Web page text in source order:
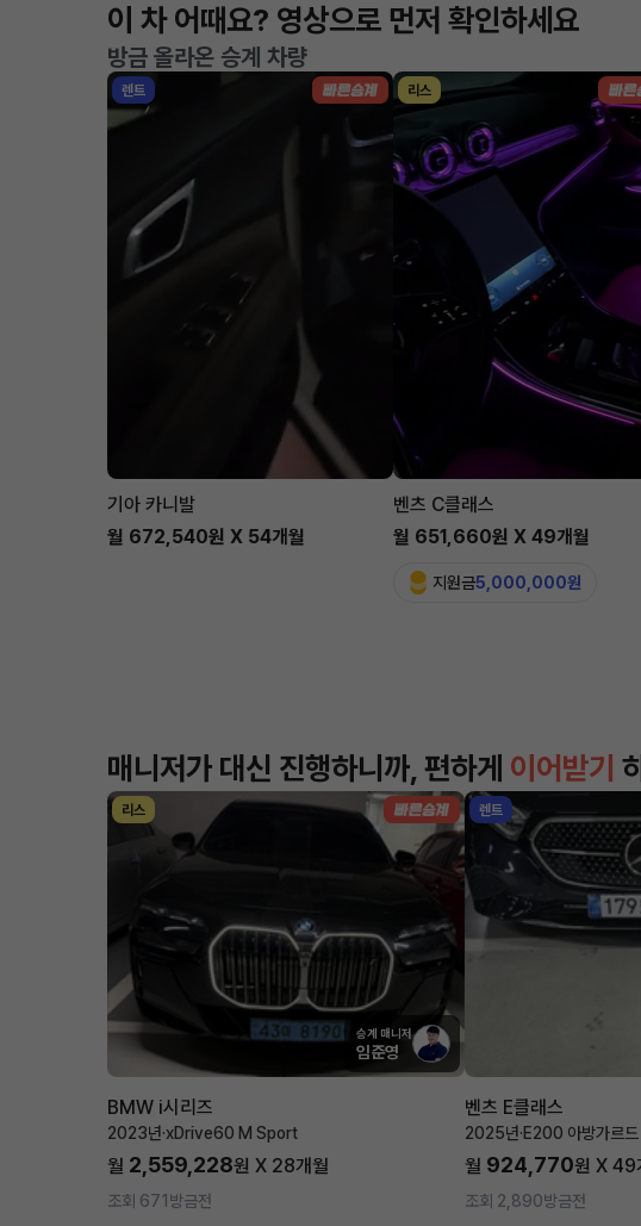
이 차 어때요? 영상으로 먼저 확인하세요
방금 올라온 승계 차량
렌트
기아 카니발
월 672,540원 X 54개월
리스
벤츠 C클래스
월 651,660원 X 49개월
지원금5,000,000원
매니저가 대신 진행하니까, 편하게 이어받기
리스
승계 매니저
임준영
BMW i시리즈
2023년·xDrive60 M Sport
월 2,559,228원 X 28개월
조회 671 방금전
렌트
벤츠 E클래스
2025년·E200 아방가르드
월 924,770원 X 49
조회 2,890방금전